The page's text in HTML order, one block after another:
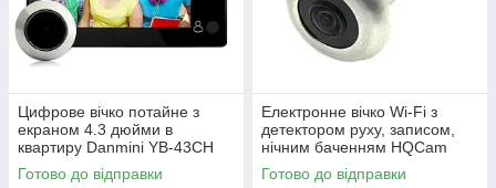
Цифрове вічко потайне з
екраном 4.3 дюйми в
квартиру Danmini YB-43CH
GoodPlace -worry-free-
shopping-
Готово до відправки
Електронне вічко Wi-Fi з
детектором руху, записом,
нічним баченням HQCam
405B, 2 Мп, сріблясте
GoodPlace -worry-free-
Готово до відправки